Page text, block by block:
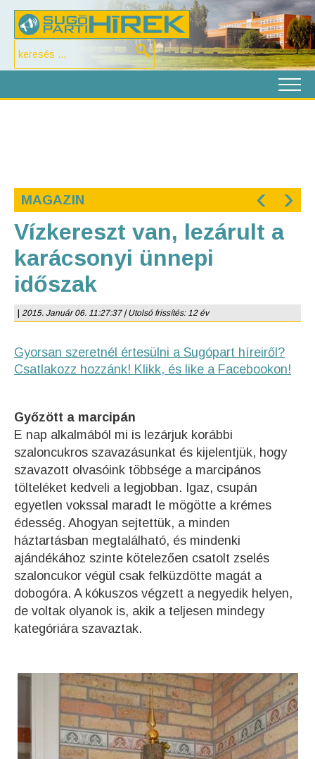
MAGAZIN ‹ ›
Vízkereszt van, lezárult a
karácsonyi ünnepi
időszak
2015. Január 06. 11:27:37 | Utolsó frissítés: 12 év
Gyorsan szeretnél értesülni a Sugópart híreiről?
Csatlakozz hozzánk! Klikk, és like a Facebookon!
Győzött a marcipán
E nap alkalmából mi is lezárjuk korábbi
szaloncukros szavazásunkat és kijelentjük, hogy
szavazott olvasóink többsége a marcipános
tölteléket kedveli a legjobban. Igaz, csupán
egyetlen vokssal maradt le mögötte a krémes
édesség. Ahogyan sejtettük, a minden
háztartásban megtalálható, és mindenki
ajándékához szinte kötelezően csatolt zselés
szaloncukor végül csak felküzdötte magát a
dobogóra. A kókuszos végzett a negyedik helyen,
de voltak olyanok is, akik a teljesen mindegy
kategóriára szavaztak.